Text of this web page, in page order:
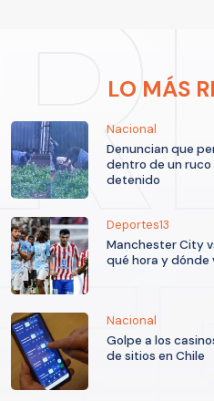
LO MÁS
Nacional
Denuncian que
dentro de un
detenido
Deportes13
Manchester City
qué hora y dónde
Nacional
Golpe a los
de sitios en Chile